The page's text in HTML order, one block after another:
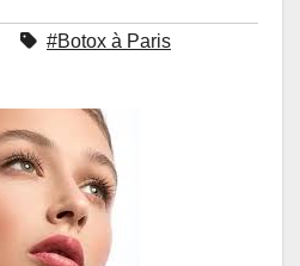
#Botox à Paris